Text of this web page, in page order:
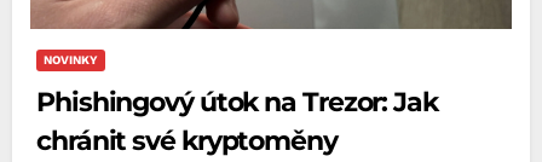
NOVINKY
Phishingový útok na Trezor: Jak
chránit své kryptoměny